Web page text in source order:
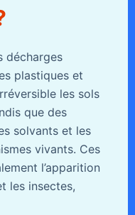
décharges
plastiques et
les sols
que des
solvants et les
vivants. Ces
l’apparition
les insectes,